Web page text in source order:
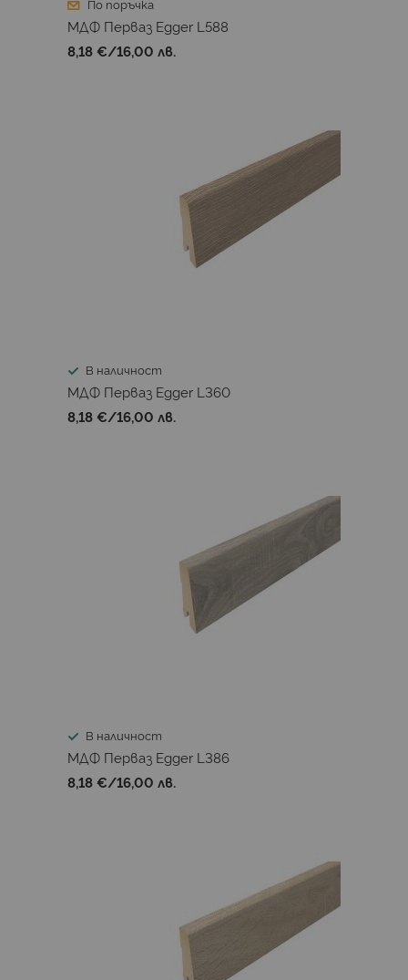
По поръчка
МДФ Перваз Egger L588
8,18 €/16,00 лв.
В наличност
МДФ Перваз Egger L360
8,18 €/16,00 лв.
В наличност
МДФ Перваз Egger L386
8,18 €/16,00 лв.